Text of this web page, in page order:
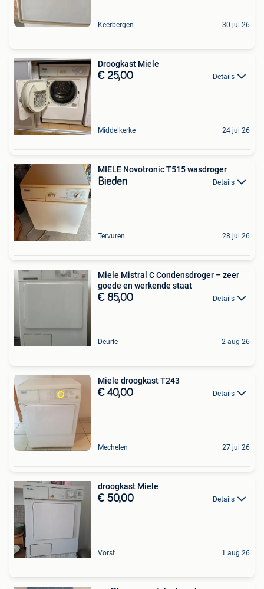
Keerbergen 30 jul 26
Droogkast Miele
€ 25,00 Details
Middelkerke 24 jul 26
MIELE Novotronic T515 wasdroger
Bieden Details
Tervuren 28 jul 26
Miele Mistral C Condensdroger – zeer
goede en werkende staat
€ 85,00 Details
Deurle 2 aug 26
Miele droogkast T243
€ 40,00 Details
Mechelen 27 jul 26
droogkast Miele
€ 50,00 Details
Vorst 1 aug 26